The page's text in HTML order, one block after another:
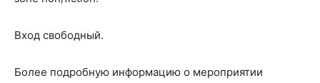
Вход свободный.
Более подробную информацию о мероприятии